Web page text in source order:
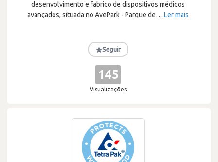
desenvolvimento e fabrico de dispositivos médicos
avançados, situada no AvePark - Parque de… Ler mais
★Seguir
145
Visualizações